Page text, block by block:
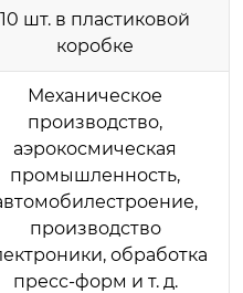
10 шт. в пластиковой
коробке
Механическое
производство,
аэрокосмическая
промышленность,
производство
обработка
пресс-форм и т. д.